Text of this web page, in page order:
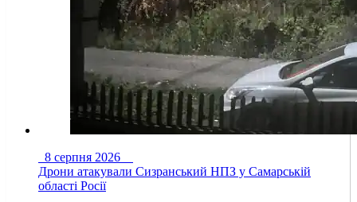
8 серпня 2026
Дрони атакували Сизранський НПЗ у Самарській
області Росії